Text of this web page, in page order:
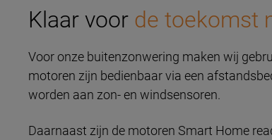
Klaar voor de toekomst
Voor onze buitenzonwering maken wij
motoren zijn bedienbaar via een
worden aan zon- en windsensoren.
Daarnaast zijn de motoren Smart Home